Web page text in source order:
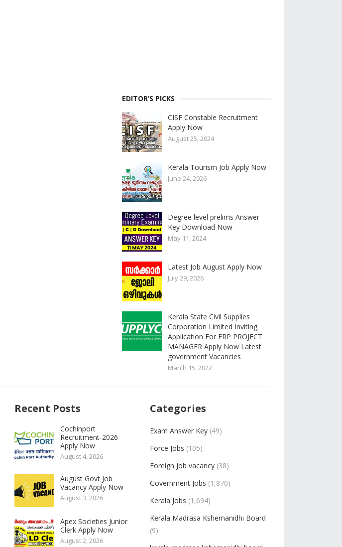
EDITOR’S PICKS
CISF Constable Recruitment
Apply Now
August 25, 2024
Kerala Tourism Job Apply Now
June 24, 2026
Degree level prelims Answer
Key Download Now
May 11, 2024
Latest Job August Apply Now
July 29, 2026
Kerala State Civil Supplies
Corporation Limited Inviting
Application For ERP PROJECT
MANAGER Apply Now Latest
government Vacancies
March 15, 2022
Recent Posts
Cochinport
Recruitment-2026
Apply Now
August 4, 2026
August Govt Job
Vacancy Apply Now
August 3, 2026
Apex Societies Junior
Clerk Apply Now
August 2, 2026
Categories
Exam Answer Key (49)
Force Jobs (105)
Foreign Job vacancy (38)
Government Jobs (1,870)
Kerala Jobs (1,694)
Kerala Madrasa Kshemanidhi Board
(9)